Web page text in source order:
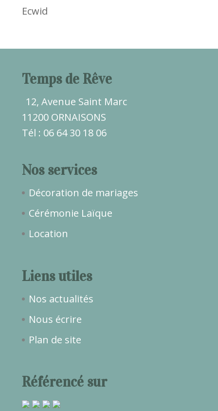
Ecwid
Temps de Rêve
12, Avenue Saint Marc
11200 ORNAISONS
Tél : 06 64 30 18 06
Nos services
Décoration de mariages
Cérémonie Laïque
Location
Liens utiles
Nos actualités
Nous écrire
Plan de site
Référencé sur